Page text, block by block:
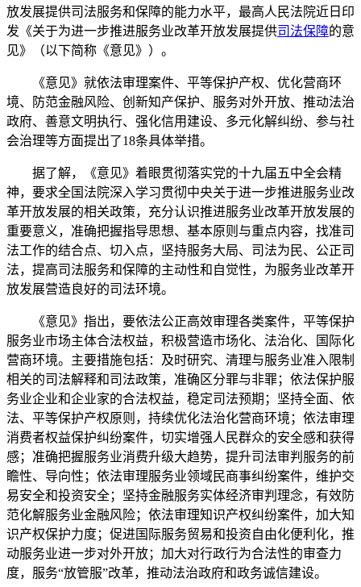
放发展提供司法服务和保障的能力水平，最高人民法院近日印
发《关于为进一步推进服务业改革开放发展提供司法保障的意
见》（以下简称《意见》）。
《意见》就依法审理案件、平等保护产权、优化营商环
境、防范金融风险、创新知产保护、服务对外开放、推动法治
政府、善意文明执行、强化信用建设、多元化解纠纷、参与社
会治理等方面提出了18条具体举措。
据了解，《意见》着眼贯彻落实党的十九届五中全会精
神，要求全国法院深入学习贯彻中央关于进一步推进服务业改
革开放发展的相关政策，充分认识推进服务业改革开放发展的
重要意义，准确把握指导思想、基本原则与重点内容，找准司
法工作的结合点、切入点，坚持服务大局、司法为民、公正司
法，提高司法服务和保障的主动性和自觉性，为服务业改革开
放发展营造良好的司法环境。
《意见》指出，要依法公正高效审理各类案件，平等保护
服务业市场主体合法权益，积极营造市场化、法治化、国际化
营商环境。主要措施包括：及时研究、清理与服务业准入限制
相关的司法解释和司法政策，准确区分罪与非罪；依法保护服
务业企业和企业家的合法权益，稳定司法预期；坚持全面、依
法、平等保护产权原则，持续优化法治化营商环境；依法审理
消费者权益保护纠纷案件，切实增强人民群众的安全感和获得
感；准确把握服务业消费升级大趋势，提升司法审判服务的前
瞻性、导向性；依法审理服务业领域民商事纠纷案件，维护交
易安全和投资安全；坚持金融服务实体经济审判理念，有效防
范化解服务业金融风险；依法审理知识产权纠纷案件，加大知
识产权保护力度；促进国际服务贸易和投资自由化便利化，推
动服务业进一步对外开放；加大对行政行为合法性的审查力
度，服务“放管服”改革，推动法治政府和政务诚信建设。